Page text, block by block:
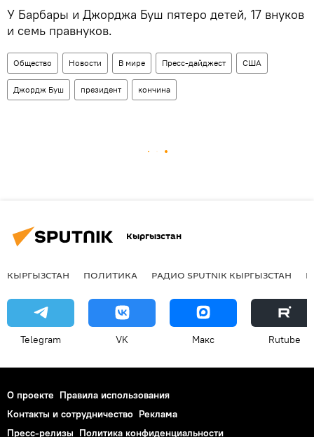
У Барбары и Джорджа Буш пятеро детей, 17 внуков
и семь правнуков.
Общество Новости В мире Пресс-дайджест США
Джордж Буш президент кончина
Кыргызстан
КЫРГЫЗСТАН ПОЛИТИКА РАДИО SPUTNIK КЫРГЫЗСТАН
Telegram VK Макс Rutube
О проекте Правила использования
Контакты и сотрудничество Реклама
Пресс-релизы Политика конфиденциальности